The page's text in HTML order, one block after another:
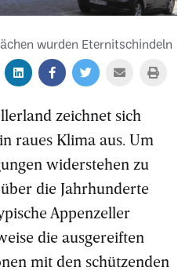
wurden Eternitschindeln
zeichnet sich
raues Klima aus. Um
widerstehen zu
die Jahrhunderte
Appenzeller
die ausgereiften
mit den schützenden